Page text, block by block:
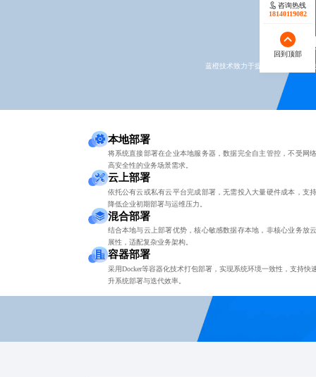
本
蓝橙技术致力于提供各种系统部署
本地部署
将系统直接部署在企业本地服务器，数据完全自主管控，不受网
高安全性的业务场景需求。
云上部署
依托公有云或私有云平台完成部署，无需投入大量硬件成本，支
降低企业初期部署与运维压力。
混合部署
结合本地与云上部署优势，核心敏感数据存本地，非核心业务放
展性，适配复杂业务架构。
容器部署
采用Docker等容器化技术打包部署，实现系统环境一致性，支持快
升系统部署与迭代效率。
咨询热线
18140119082
回到顶部